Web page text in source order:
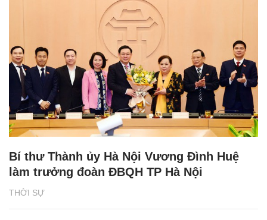
THỜI SỰ
Bí thư Thành ủy Hà Nội Vương Đình Huệ
làm trưởng đoàn ĐBQH TP Hà Nội